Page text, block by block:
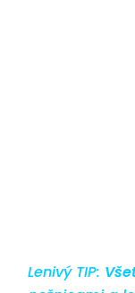
Lenivý TIP: